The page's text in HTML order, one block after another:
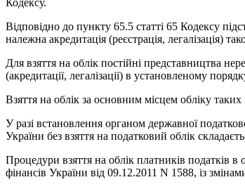
Відповідно до пункту 65.5 статті 65 Кодексу
належна акредитація (реєстрація, легалізація)
Для взяття на облік постійні представництва
(акредитації, легалізації) в установленому
Взяття на облік за основним місцем обліку
У разі встановлення органом державної
України без взяття на податковий облік
Процедури взяття на облік платників податків
фінансів України від 09.12.2011 N 1588, із